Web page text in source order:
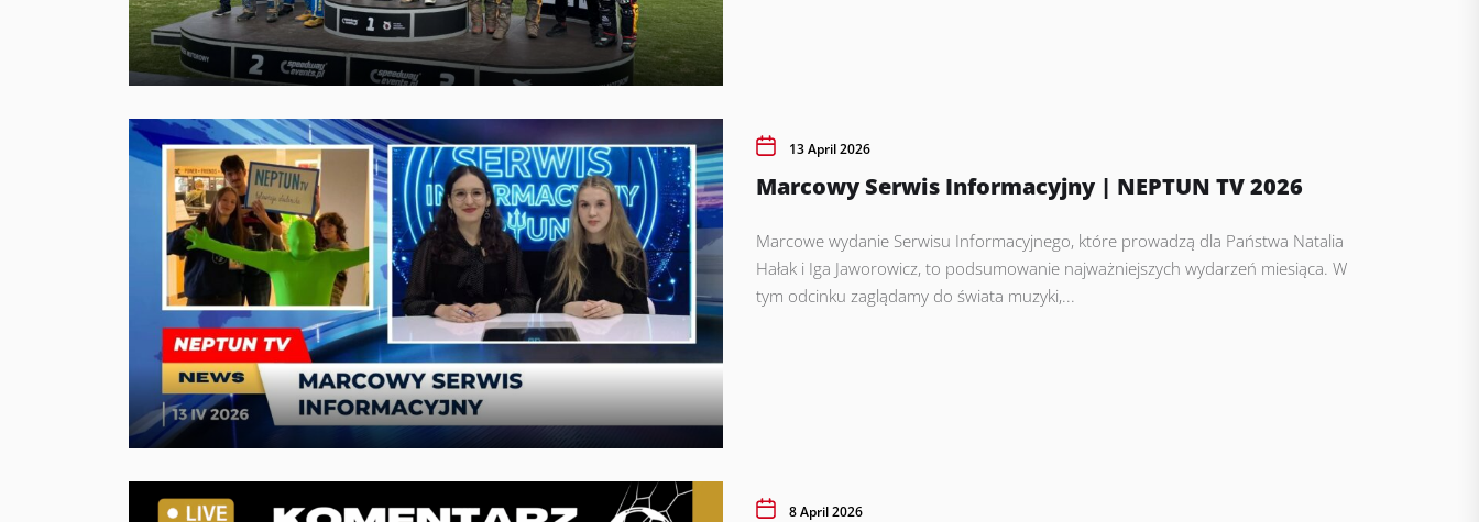
13 April 2026
Marcowy Serwis Informacyjny | NEPTUN TV 2026
Marcowe wydanie Serwisu Informacyjnego, które prowadzą dla Państwa Natalia
Hałak i Iga Jaworowicz, to podsumowanie najważniejszych wydarzeń miesiąca. W
tym odcinku zaglądamy do świata muzyki,...
8 April 2026